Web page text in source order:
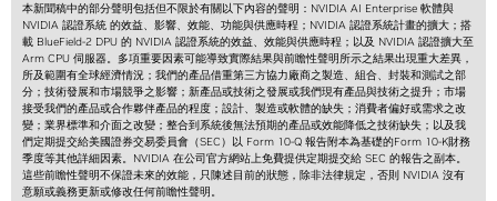
本新聞稿中的部分聲明包括但不限於有關以下內容的聲明：NVIDIA AI Enterprise 軟體與
NVIDIA 認證系統 的效益、影響、效能、功能與供應時程；NVIDIA 認證系統計畫的擴大；搭
載 BlueField-2 DPU 的 NVIDIA 認證系統的效益、效能與供應時程；以及 NVIDIA 認證擴大至
Arm CPU 伺服器。多項重要因素可能導致實際結果與前瞻性聲明所示之結果出現重大差異，
所及範圍有全球經濟情況；我們的產品借重第三方協力廠商之製造、組合、封裝和測試之部
分；技術發展和市場競爭之影響；新產品或技術之發展或我們現有產品與技術之提升；市場
接受我們的產品或合作夥伴產品的程度；設計、製造或軟體的缺失；消費者偏好或需求之改
變；業界標準和介面之改變；整合到系統後無法預期的產品或效能降低之技術缺失；以及我
們定期提交給美國證券交易委員會（SEC）以 Form 10-Q 報告附本為基礎的Form 10-K財務
季度等其他詳細因素。NVIDIA 在公司官方網站上免費提供定期提交給 SEC 的報告之副本。
這些前瞻性聲明不保證未來的效能，只陳述目前的狀態，除非法律規定，否則 NVIDIA 沒有
意願或義務更新或修改任何前瞻性聲明。